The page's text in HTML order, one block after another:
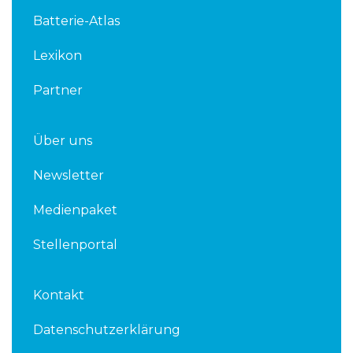
Batterie-Atlas
Lexikon
Partner
Über uns
Newsletter
Medienpaket
Stellenportal
Kontakt
Datenschutzerklärung